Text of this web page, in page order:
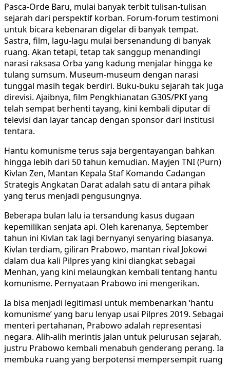
Pasca-Orde Baru, mulai banyak terbit tulisan-tulisan
sejarah dari perspektif korban. Forum-forum testimoni
untuk bicara kebenaran digelar di banyak tempat.
Sastra, film, lagu-lagu mulai bersenandung di banyak
ruang. Akan tetapi, tetap tak sanggup menandingi
narasi raksasa Orba yang kadung menjalar hingga ke
tulang sumsum. Museum-museum dengan narasi
tunggal masih tegak berdiri. Buku-buku sejarah tak juga
direvisi. Ajaibnya, film Pengkhianatan G30S/PKI yang
telah sempat berhenti tayang, kini kembali diputar di
televisi dan layar tancap dengan sponsor dari institusi
tentara.
Hantu komunisme terus saja bergentayangan bahkan
hingga lebih dari 50 tahun kemudian. Mayjen TNI (Purn)
Kivlan Zen, Mantan Kepala Staf Komando Cadangan
Strategis Angkatan Darat adalah satu di antara pihak
yang terus menjadi pengusungnya.
Beberapa bulan lalu ia tersandung kasus dugaan
kepemilikan senjata api. Oleh karenanya, September
tahun ini Kivlan tak lagi bernyanyi senyaring biasanya.
Kivlan terdiam, giliran Prabowo, mantan rival Jokowi
dalam dua kali Pilpres yang kini diangkat sebagai
Menhan, yang kini melaungkan kembali tentang hantu
komunisme. Pernyataan Prabowo ini mengerikan.
Ia bisa menjadi legitimasi untuk membenarkan ‘hantu
komunisme’ yang baru lenyap usai Pilpres 2019. Sebagai
menteri pertahanan, Prabowo adalah representasi
negara. Alih-alih merintis jalan untuk pelurusan sejarah,
justru Prabowo kembali menabuh genderang perang. Ia
membuka ruang yang berpotensi mempersempit ruang